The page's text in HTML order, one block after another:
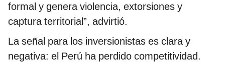
formal y genera violencia, extorsiones y
captura territorial”, advirtió.
La señal para los inversionistas es clara y
negativa: el Perú ha perdido competitividad.